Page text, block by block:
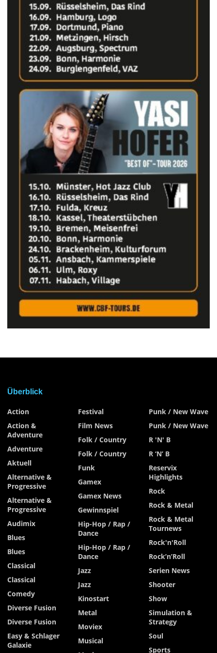
Überblick
Action
Action &
Adventure
Adventure
Aktuell
Alternative &
Progressive
Alternative &
Progressive
Audimix
Blues
Blues
Classical
Classical
Comedy
Diverse Fusion
Diverse Fusion
Easy & Schlager
Galaxie
Festival
Film News
Folk / Country
Folk / Country
Funk
Gamex
Gamex News
Gewinnspiel
Hip-Hop / Rap /
Dance
Hip-Hop / Rap /
Dance
Jazz
Jazz
Kinostart
Metal
Moviex
Musical
Punk / New Wave
Punk / New Wave
R 'n' B
R ‘n’ B
Reservix
Highlights
Rock
Rock & Metal
Rock & Metal
Tournews
Rock'n'Roll
Rock’n’Roll
Serien News
Shooter
Show
Simulation &
Strategy
Soul
Sports